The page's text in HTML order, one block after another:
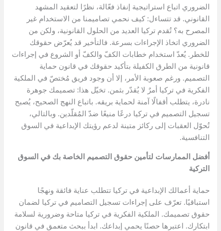
الضروري اتباع استراتيجية إنفاذ فعّالة، نظرًا لتعقيد المشهد
القانوني. قد تتساءل: كيف نحمي تصاميمنا من الاستخدام غير
المصرح به؟ تُقدم تركيا العديد من الحلول القانونية، ولكن من
الضروري اتخاذ الإجراءات بسرعة. فالتأخير قد يُعرّض حقوقك
للخطر. يُعدّ استخدام خطابات الكفّ والكفّ أو الشروع في إجراءات
قانونية من الطرق الكفيلة بتأكيد حقوقك في قانون حماية
التصميم. ورغم صعوبة الأمر، إلا أن وجود فريق مُختصّ في الملكية
الفكرية في تركيا أمرٌ لا يُقدّر بثمن. تخيّل هذا: تصميمك جوهرة
نادرة، يتطلب أقفالًا آمنة لحماية بريقه. باتباع النهج الصحيح، يُصبح
تسجيل التصميم في تركيا درعًا منيعًا ضدّ المُقلّدين. وبالتالي،
تُحوّل العقبات إلى ركائز متينة لدعم رؤيتك الإبداعية في السوق
التنافسية.
أفضل الممارسات لتأمين حقوق التصميم الخاصة بك في السوق
التركية
حماية أعمالك الإبداعية في تركيا تتطلب عناية فائقة ونهجًا
استباقيًا. تعرّف على إجراءات تسجيل التصاميم في تركيا لضمان
حقوق تصميمك. الملكية الفكرية في تركيا متاحة وضرورية لسلامة
ابتكارك. اعتبرها حصنًا يحمي إبداعك. ابدأ ببحث متعمق في قانون